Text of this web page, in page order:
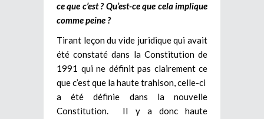
ce que c’est ? Qu’est-ce que cela implique
comme peine ?
Tirant leçon du vide juridique qui avait
été constaté dans la Constitution de
1991 qui ne définit pas clairement ce
que c’est que la haute trahison, celle-ci
a été définie dans la nouvelle
Constitution. Il y a donc haute